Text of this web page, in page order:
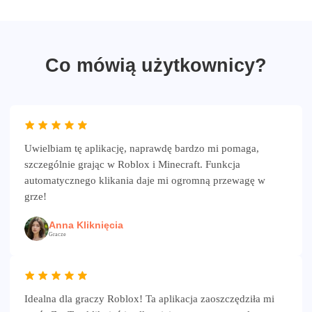
Co mówią użytkownicy?
Uwielbiam tę aplikację, naprawdę bardzo mi pomaga,
szczególnie grając w Roblox i Minecraft. Funkcja
automatycznego klikania daje mi ogromną przewagę w
grze!
Anna Kliknięcia
Gracze
Idealna dla graczy Roblox! Ta aplikacja zaoszczędziła mi